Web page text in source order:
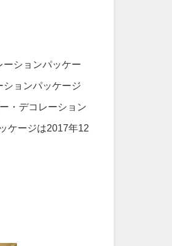
ションパッケー
ョンパッケージ
・デコレーション
ケージは2017年12